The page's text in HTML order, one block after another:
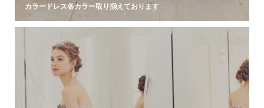
カラードレス各カラー取り揃えております